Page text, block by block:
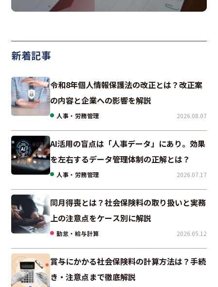
新着記事
令和8年個人情報保護法の改正とは？改正案
の内容と企業への影響を解説
人事・労務管理 2026.08.07
AI活用の盲点は「人事データ」にあり。効果
を左右するデータ管理体制の正解とは？
人事・労務管理 2026.07.17
同月得喪とは？社会保険料の取り扱いと実務
上の注意点をケース別に解説
勤怠・給与計算 2026.05.12
賞与にかかる社会保険料の計算方法は？手続
き・注意点まで徹底解説